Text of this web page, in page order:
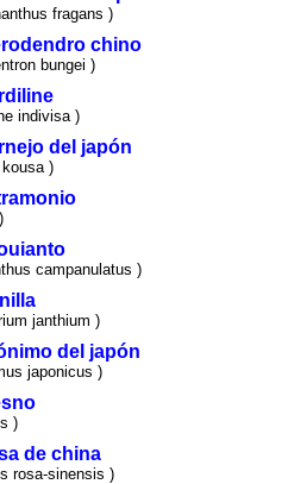
fragans )
chino
bungei )
indivisa )
del japón
)
campanulatus )
janthium )
del japón
japonicus )
)
de china
rosa-sinensis )